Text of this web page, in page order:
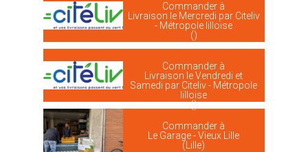
Commander à
Livraison le Mercredi par Citeliv
- Métropole lilloise
()
Commander à
Livraison le Vendredi et
Samedi par Citeliv - Métropole
lilloise
()
Commander à
Le Garage - Vieux Lille
(Lille)